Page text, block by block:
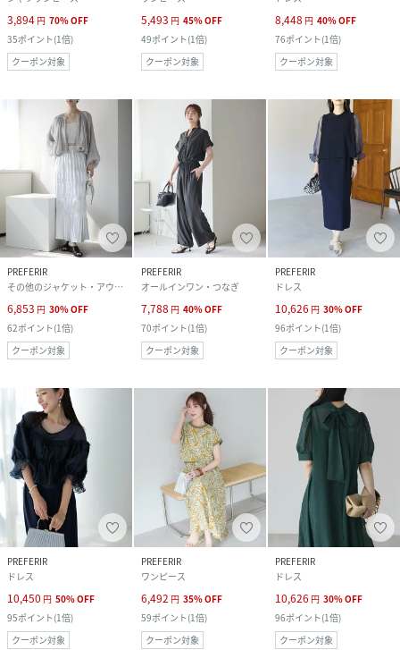
3,894 円 70%OFF
35ポイント(1倍)
クーポン対象
5,493 円 45%OFF
49ポイント(1倍)
クーポン対象
8,448 円 40%OFF
76ポイント(1倍)
クーポン対象
PREFERIR
その他のジャケット・アウター
6,853 円 30%OFF
62ポイント(1倍)
クーポン対象
PREFERIR
オールインワン・つなぎ
7,788 円 40%OFF
70ポイント(1倍)
クーポン対象
PREFERIR
ドレス
10,626 円 30%OFF
96ポイント(1倍)
クーポン対象
PREFERIR
ドレス
10,450 円 50%OFF
95ポイント(1倍)
クーポン対象
PREFERIR
ワンピース
6,492 円 35%OFF
59ポイント(1倍)
クーポン対象
PREFERIR
ドレス
10,626 円 30%OFF
96ポイント(1倍)
クーポン対象